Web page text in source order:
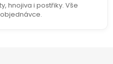
hnojiva i postřiky. Vše